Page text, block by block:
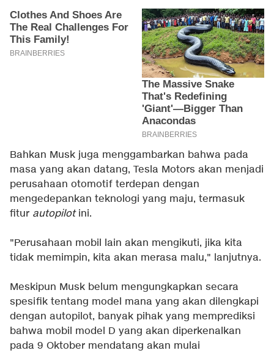
Bahkan Musk juga menggambarkan bahwa pada
masa yang akan datang, Tesla Motors akan menjadi
perusahaan otomotif terdepan dengan
mengedepankan teknologi yang maju, termasuk
fitur autopilotini.
"Perusahaan mobil lain akan mengikuti, jika kita
tidak memimpin, kita akan merasa malu," lanjutnya.
Meskipun Musk belum mengungkapkan secara
spesifik tentang model mana yang akan dilengkapi
dengan autopilot, banyak pihak yang memprediksi
bahwa mobil model D yang akan diperkenalkan
pada 9 Oktober mendatang akan mulai